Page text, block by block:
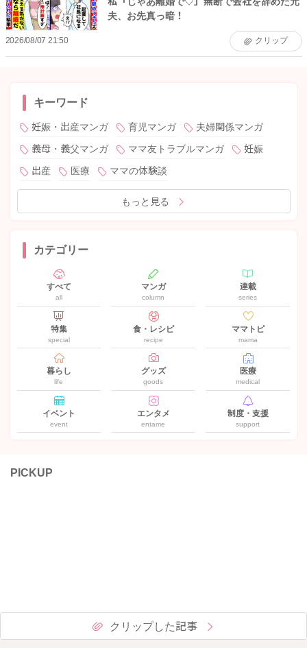
夫、お先真っ暗！
2026/08/07 21:50 クリップ
キーワード
妊娠・出産マンガ 育児マンガ
夫婦関係マンガ
義母・義父マンガ
ママ友トラブルマンガ
妊娠
出産
医療 ママの体験談
もっと見る
カテゴリー
すべて
all
マンガ
column
連載
series
特集
special
食・レシピ
recipe
ママトピ
mama
暮らし
life
グッズ
goods
医療
medical
イベント
event
エンタメ
entame
制度・支援
support
PICKUP
クリップした記事